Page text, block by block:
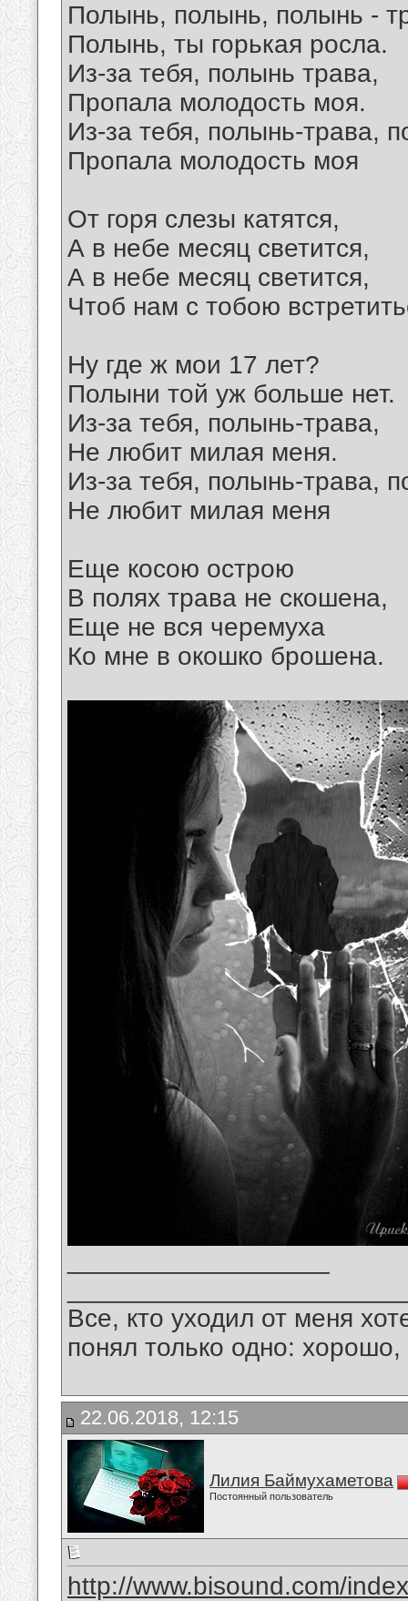
Полынь, полынь, полынь -
Полынь, ты горькая росла.
Из-за тебя, полынь трава,
Пропала молодость моя.
Из-за тебя, полынь-трава,
Пропала молодость моя
От горя слезы катятся,
А в небе месяц светится,
А в небе месяц светится,
Чтоб нам с тобою
Ну где ж мои 17 лет?
Полыни той уж больше нет.
Из-за тебя, полынь-трава,
Не любит милая меня.
Из-за тебя, полынь-трава,
Не любит милая меня
Еще косою острою
В полях трава не скошена,
Еще не вся черемуха
Ко мне в окошко брошена.
Все, кто уходил от меня
понял только одно:
22.06.2018, 12:15
Лилия Баймухаметова
Постоянный пользователь
http://www.bisound.com/